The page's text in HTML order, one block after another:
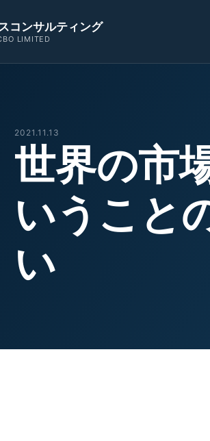
コンサルティング
LIMITED
2021.11.13
世界の市
いうこと
い